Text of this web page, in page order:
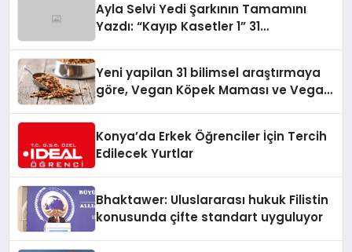
Ayla Selvi Yedi Şarkının Tamamını
Yazdı: “Kayıp Kasetler 1” 31
Yeni yapilan 31 bilimsel araştırmaya
göre, Vegan Köpek Maması ve Vegan
Konya’da Erkek Öğrenciler İçin Tercih
Edilecek Yurtlar
Bhaktawer: Uluslararası hukuk Filistin
konusunda çifte standart uyguluyor